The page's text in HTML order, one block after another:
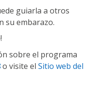
guiarla a otros
su embarazo.
sobre el programa
o visite elSitio web del